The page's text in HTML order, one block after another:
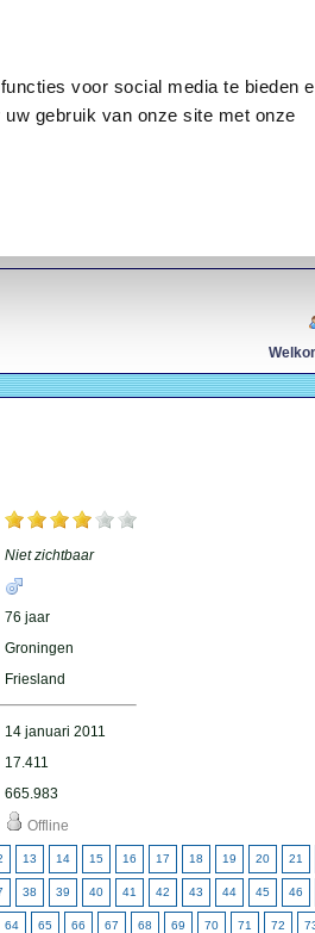
voor social media te bieden
gebruik van onze site met onze
Niet zichtbaar
76 jaar
Groningen
Friesland
14 januari 2011
17.411
665.983
Offline
13 14 15 16 17 18 19 20 21
38 39 40 41 42 43 44 45 46
64 65 66 67 68 69 70 71 72